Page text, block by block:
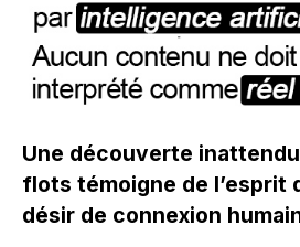
Une découverte
flots témoigne de l’esprit
désir de connexion